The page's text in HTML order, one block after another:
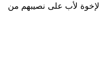
لأب على نصيبهم من